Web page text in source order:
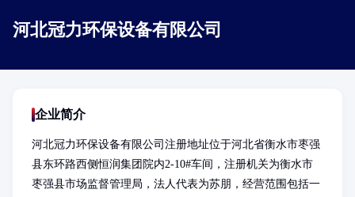
河北冠力环保设备有限公司
企业简介
河北冠力环保设备有限公司注册地址位于河北省衡水市枣强
县东环路西侧恒润集团院内2-10#车间，注册机关为衡水市
枣强县市场监督管理局，法人代表为苏朋，经营范围包括一